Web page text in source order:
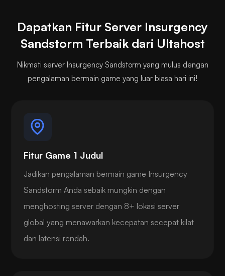
Dapatkan Fitur Server Insurgency
Sandstorm Terbaik dari Ultahost
Nikmati server Insurgency Sandstorm yang mulus dengan
pengalaman bermain game yang luar biasa hari ini!
Fitur Game 1 Judul
Jadikan pengalaman bermain game Insurgency
Sandstorm Anda sebaik mungkin dengan
menghosting server dengan 8+ lokasi server
global yang menawarkan kecepatan secepat kilat
dan latensi rendah.